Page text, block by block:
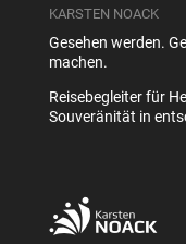
KARSTEN NOACK
Gesehen werden.
machen.
Reisebegleiter für
Souveränität in